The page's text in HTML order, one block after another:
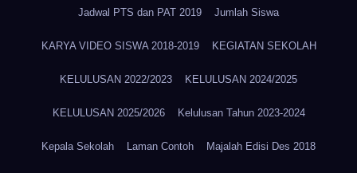
Jadwal PTS dan PAT 2019 Jumlah Siswa
KARYA VIDEO SISWA 2018-2019 KEGIATAN SEKOLAH
KELULUSAN 2022/2023 KELULUSAN 2024/2025
KELULUSAN 2025/2026 Kelulusan Tahun 2023-2024
Kepala Sekolah Laman Contoh Majalah Edisi Des 2018